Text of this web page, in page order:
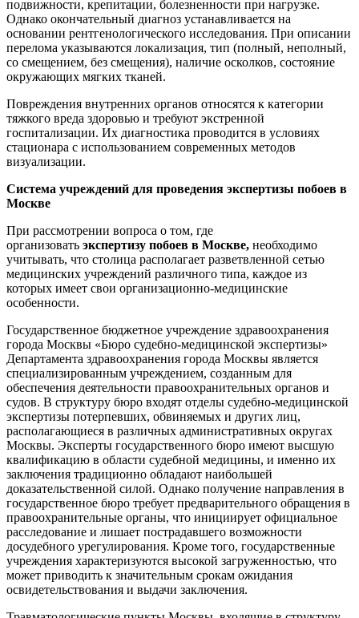
подвижности, крепитации, болезненности при нагрузке.
Однако окончательный диагноз устанавливается на
основании рентгенологического исследования. При описании
перелома указываются локализация, тип (полный, неполный,
со смещением, без смещения), наличие осколков, состояние
окружающих мягких тканей.
Повреждения внутренних органов относятся к категории
тяжкого вреда здоровью и требуют экстренной
госпитализации. Их диагностика проводится в условиях
стационара с использованием современных методов
визуализации.
Система учреждений для проведения экспертизы побоев в
Москве
При рассмотрении вопроса о том, где
организовать экспертизу побоев в Москве, необходимо
учитывать, что столица располагает разветвленной сетью
медицинских учреждений различного типа, каждое из
которых имеет свои организационно-медицинские
особенности.
Государственное бюджетное учреждение здравоохранения
города Москвы «Бюро судебно-медицинской экспертизы»
Департамента здравоохранения города Москвы является
специализированным учреждением, созданным для
обеспечения деятельности правоохранительных органов и
судов. В структуру бюро входят отделы судебно-медицинской
экспертизы потерпевших, обвиняемых и других лиц,
располагающиеся в различных административных округах
Москвы. Эксперты государственного бюро имеют высшую
квалификацию в области судебной медицины, и именно их
заключения традиционно обладают наибольшей
доказательственной силой. Однако получение направления в
государственное бюро требует предварительного обращения в
правоохранительные органы, что инициирует официальное
расследование и лишает пострадавшего возможности
досудебного урегулирования. Кроме того, государственные
учреждения характеризуются высокой загруженностью, что
может приводить к значительным срокам ожидания
освидетельствования и выдачи заключения.